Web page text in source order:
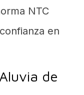
NTC
en
de